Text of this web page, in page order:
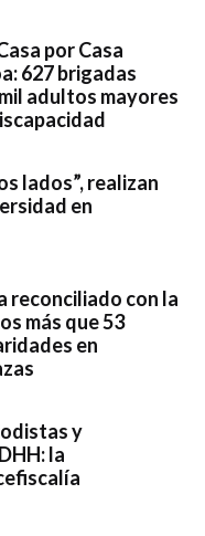
por Casa
627 brigadas
adultos mayores
lados”, realizan
en
reconciliado con la
más que 53
en
y
la